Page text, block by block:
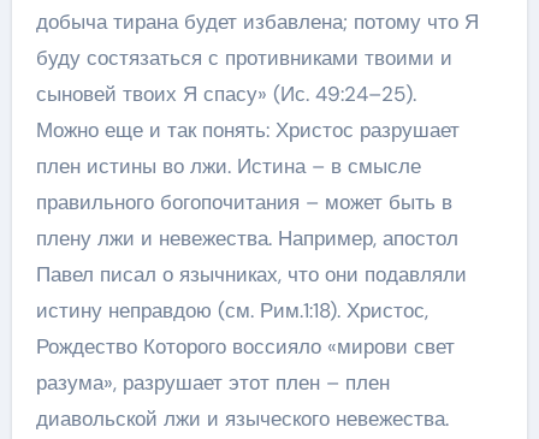
добыча тирана будет избавлена; потому что Я
буду состязаться с противниками твоими и
сыновей твоих Я спасу» (Ис. 49:24–25).
Можно еще и так понять: Христос разрушает
плен истины во лжи. Истина – в смысле
правильного богопочитания – может быть в
плену лжи и невежества. Например, апостол
Павел писал о язычниках, что они подавляли
истину неправдою (см. Рим.1:18). Христос,
Рождество Которого воссияло «мирови свет
разума», разрушает этот плен – плен
диавольской лжи и языческого невежества.